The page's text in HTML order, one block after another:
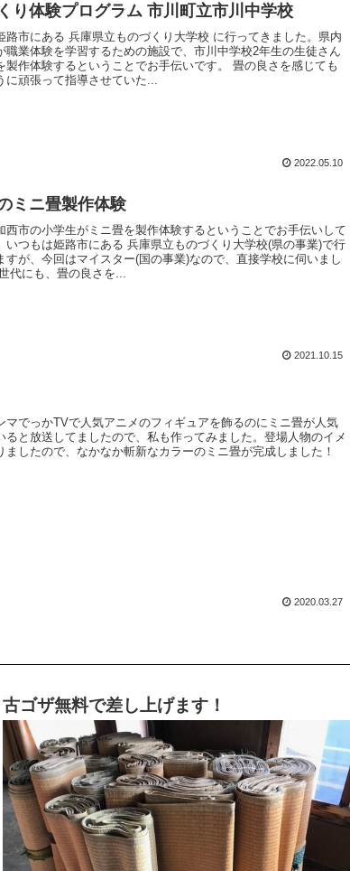
り体験プログラム 市川町立市川中学校
路市にある 兵庫県立ものづくり大学校 に行ってきました。県内
職業体験を学習するための施設で、市川中学校2年生の生徒さん
製作体験するということでお手伝いです。 畳の良さを感じても
に頑張って指導させていた...
2022.05.10
ミニ畳製作体験
西市の小学生がミニ畳を製作体験するということでお手伝いして
いつもは姫路市にある 兵庫県立ものづくり大学校(県の事業)で行
すが、今回はマイスター(国の事業)なので、直接学校に伺いまし
代にも、畳の良さを...
2021.10.15
マでっかTVで人気アニメのフィギュアを飾るのにミニ畳が人気
ると放送してましたので、私も作ってみました。登場人物のイメ
ましたので、なかなか斬新なカラーのミニ畳が完成しました！
2020.03.27
古ゴザ無料で差し上げます！